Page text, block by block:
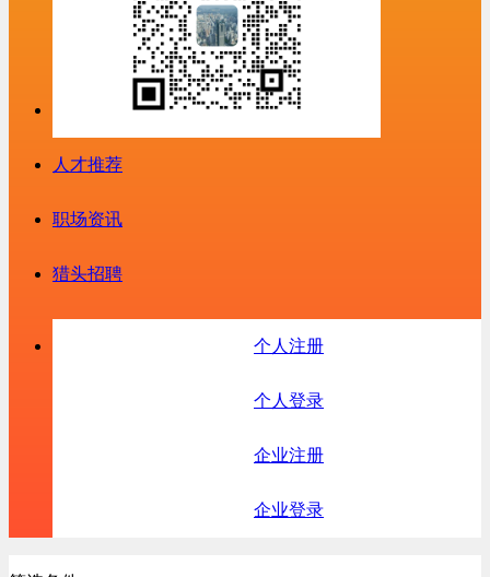
人才推荐
职场资讯
猎头招聘
个人注册
个人登录
企业注册
企业登录